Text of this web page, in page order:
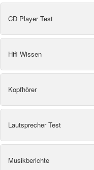
CD Player Test
Hifi Wissen
Kopfhörer
Lautsprecher Test
Musikberichte